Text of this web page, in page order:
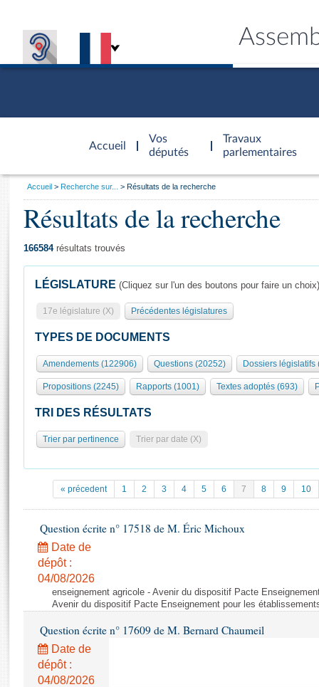
Accueil
d'accueil
Vos
députés
Travaux
parlementaires
Présidence
577 députés
Groupes politiques
Séance publique
Commissions et autres organes
Europe et International
Pétitions
Projets de loi
Propositions de loi
Amendements
Textes adoptés
Rapports législatifs
Rapports sur l'application des lois
Général
Rôle et pouvoirs de l'Assemblée
Organisation de l'Assemblée
Présidence Conférence des Présidents Bureau Collège des
Statistiques et chiffres clés
Documents de référence
( Constitution | Règlement de l'Assemblée ... )
Histoire
Juniors
Anciennes législatures
Visiter l'Assemblée
Visite virtuelle du palais Bourbon
Assister à une séance
La Bibliothèque
Contacts et plan d'accès
Photos libres de droit
Vous
Accueil Recherche sur... Résultats de la recherche
Résultats de la recherche
166584résultats trouvés
LÉGISLATURE (Cliquez sur l'un des boutons pour faire un choix)
17e législature (X) Précédentes législatures
TYPES DE DOCUMENTS
Amendements (122906) Questions (20252) Dossiers législatifs
Propositions (2245) Rapports (1001) Textes adoptés (693)
TRI DES RÉSULTATS
Trier par pertinence Trier par date (X)
« précedent 1 2 3 4 5 6 7 8 9 10
Question écrite n° 17518 de M. Éric Michoux
Date de
dépôt :
04/08/2026
enseignement agricole - Avenir du dispositif Pacte
Avenir du dispositif Pacte Enseignement pour les
Question écrite n° 17609 de M. Bernard Chaumeil
Date de
dépôt :
04/08/2026